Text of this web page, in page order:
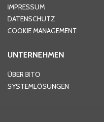
Telefon
IMPRESSUM
DATENSCHUTZ
COOKIE MANAGEMENT
UNTERNEHMEN
ÜBER BITO
SYSTEMLÖSUNGEN